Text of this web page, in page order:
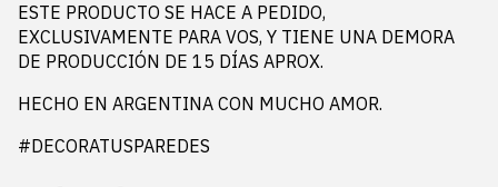
ESTE PRODUCTO SE HACE A PEDIDO,
EXCLUSIVAMENTE PARA VOS, Y TIENE UNA DEMORA
DE PRODUCCIÓN DE 15 DÍAS APROX.
HECHO EN ARGENTINA CON MUCHO AMOR.
#DECORATUSPAREDES